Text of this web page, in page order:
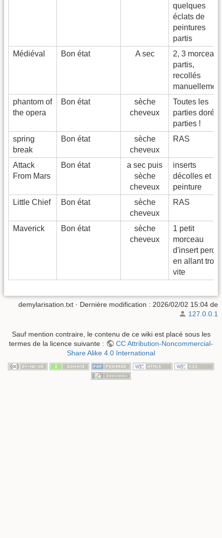
quelques
éclats de
peintures
partis
Médiéval
Bon état A sec
2, 3 morceaux
partis,
recollés
phantom of
the opera
Bon état
sèche
cheveux
Toutes les
parties
parties !
spring
break
Bon état
sèche
cheveux
RAS
Attack
From Mars
Bon état
a sec puis
sèche
cheveux
inserts
décolles et
peinture
Little Chief
Bon état
sèche
cheveux
RAS
Maverick Bon état
sèche
cheveux
1 petit
morceau
d'insert perdu
en allant trop
vite
demylarisation.txt · Dernière modification : 2026/02/02 15:04 de
127.0.0.1
Sauf mention contraire, le contenu de ce wiki est placé sous les
termes de la licence suivante :
CC Attribution-Noncommercial-
Share Alike 4.0 International